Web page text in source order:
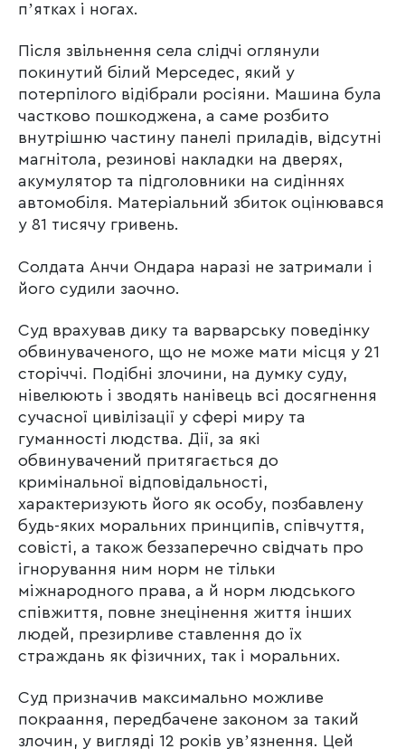
пʼятках і ногах.
Після звільнення села слідчі оглянули
покинутий білий Мерседес, який у
потерпілого відібрали росіяни. Машина була
частково пошкоджена, а саме розбито
внутрішню частину панелі приладів, відсутні
магнітола, резинові накладки на дверях,
акумулятор та підголовники на сидіннях
автомобіля. Матеріальний збиток оцінювався
у 81 тисячу гривень.
Солдата Анчи Ондара наразі не затримали і
його судили заочно.
Суд врахував дику та варварську поведінку
обвинуваченого, що не може мати місця у 21
сторіччі. Подібні злочини, на думку суду,
нівелюють і зводять нанівець всі досягнення
сучасної цивілізації у сфері миру та
гуманності людства. Дії, за які
обвинувачений притягається до
кримінальної відповідальності,
характеризують його як особу, позбавлену
будь-яких моральних принципів, співчуття,
совісті, а також беззаперечно свідчать про
ігнорування ним норм не тільки
міжнародного права, а й норм людського
співжиття, повне знецінення життя інших
людей, презирливе ставлення до їх
страждань як фізичних, так і моральних.
Суд призначив максимально можливе
покраання, передбачене законом за такий
злочин, у вигляді 12 років увʼязнення. Цей